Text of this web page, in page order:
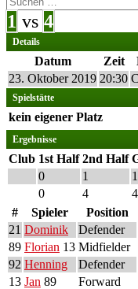
nach:
1 vs 4
Details
Datum Zeit
23. Oktober 2019 20:30
Spielstätte
kein eigener Platz
Ergebnisse
Club 1st Half 2nd Half
0
1 1
0
4 4
#
Spieler Position
21 Dominik Defender
89 Florian 13 Midfielder
92 Henning Defender
13 Jan 89 Forward